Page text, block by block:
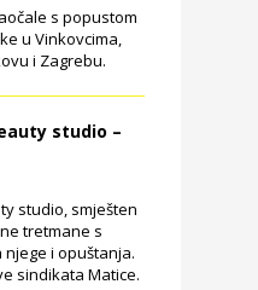
s popustom
u Vinkovcima,
i Zagrebu.
studio –
studio, smješten
tretmane s
i opuštanja.
sindikata Matice.